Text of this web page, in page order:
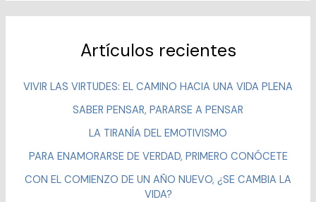
Artículos recientes
VIVIR LAS VIRTUDES: EL CAMINO HACIA UNA VIDA PLENA
SABER PENSAR, PARARSE A PENSAR
LA TIRANÍA DEL EMOTIVISMO
PARA ENAMORARSE DE VERDAD, PRIMERO CONÓCETE
CON EL COMIENZO DE UN AÑO NUEVO, ¿SE CAMBIA LA
VIDA?